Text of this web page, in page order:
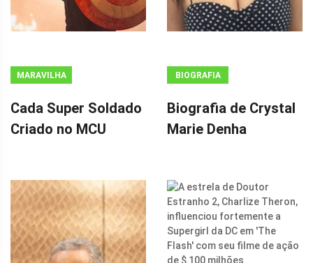
MARAVILHA
Cada Super Soldado
Criado no MCU
BIOGRAFIA
Biografia de Crystal
Marie Denha